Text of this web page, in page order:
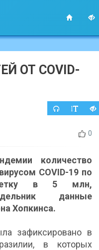
ОТ COVID-
0
количество
COVID-19 по
в 5 млн,
данные
Хопкинса.
зафиксировано в
в которых